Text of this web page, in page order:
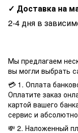
✓ Доставка на
2-4 дня в
Мы предлагаем
вы могли выбрать
💳 1. Оплата
Оплатите заказ
картой вашего
сервис и
💸 2. Наложенный